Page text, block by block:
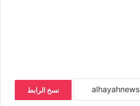
نسخ الرابط